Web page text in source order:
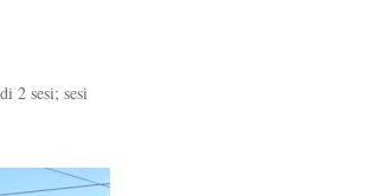
2 sesi; sesi